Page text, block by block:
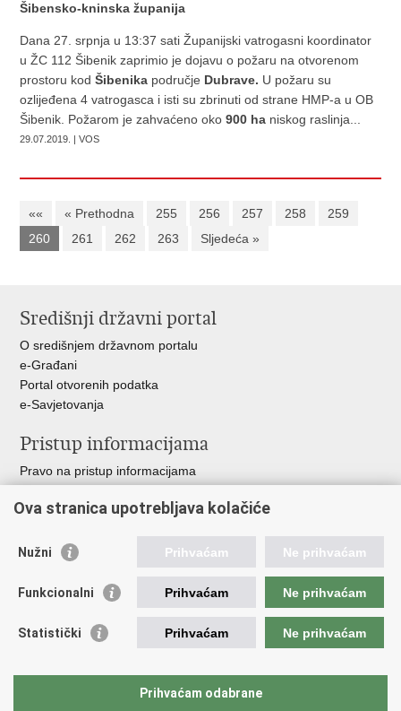
Šibensko-kninska županija
Dana 27. srpnja u 13:37 sati Županijski vatrogasni koordinator
u ŽC 112 Šibenik zaprimio je dojavu o požaru na otvorenom
prostoru kodŠibenika područje Dubrave. U požaru su
ozlijeđena 4 vatrogasca i isti su zbrinuti od strane HMP-a u OB
Šibenik. Požarom je zahvaćeno oko900 ha niskog raslinja...
29.07.2019. | VOS
«« « Prethodna 255 256 257 258
259
260
261 262 263 Sljedeća »
Središnji državni portal
O središnjem državnom portalu
e-Građani
Portal otvorenih podatka
e-Savjetovanja
Pristup informacijama
Pravo na pristup informacijama
Pozivi za žurnu pomoć
Važne poveznice
Vlada RH
Muzej hrvatskog vatrogastva
The Federation of EUropean Fire Officers FEU
Intranet (samo za službenike HVZ)
Ova stranica upotrebljava kolačiće
Nužni Prihvaćam Ne prihvaćam
Funkcionalni Prihvaćam Ne prihvaćam
Statistički Prihvaćam Ne prihvaćam
Prihvaćam odabrane